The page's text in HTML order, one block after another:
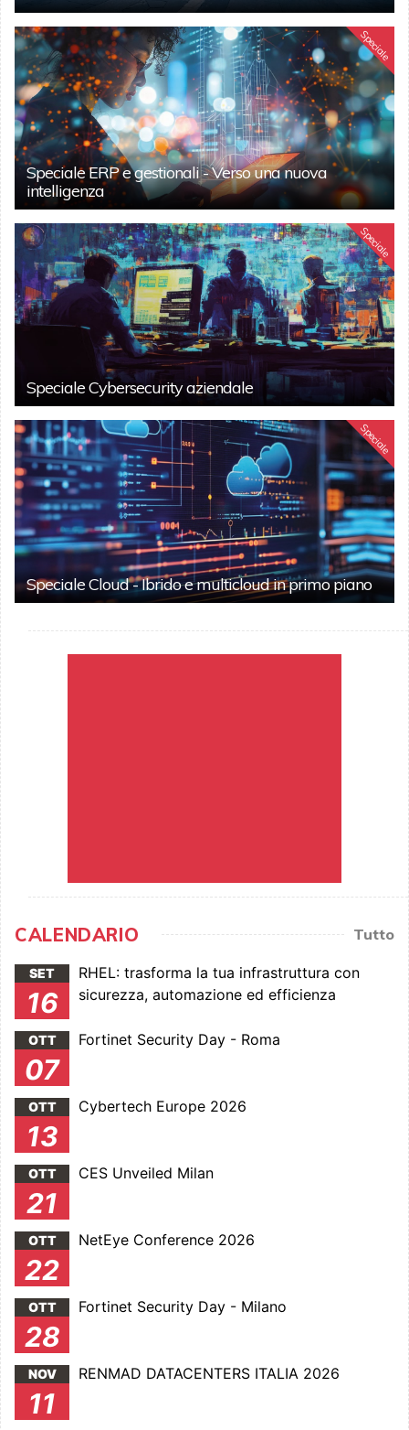
Speciale
Speciale ERP e gestionali - Verso una nuova
intelligenza
Speciale
Speciale Cybersecurity aziendale
Speciale
Speciale Cloud - Ibrido e multicloud in primo piano
CALENDARIO Tutto
SET
16
RHEL: trasforma la tua infrastruttura con
sicurezza, automazione ed efficienza
OTT
07
Fortinet Security Day - Roma
OTT
13
Cybertech Europe 2026
OTT
21
CES Unveiled Milan
OTT
22
NetEye Conference 2026
OTT
28
Fortinet Security Day - Milano
NOV
11
RENMAD DATACENTERS ITALIA 2026